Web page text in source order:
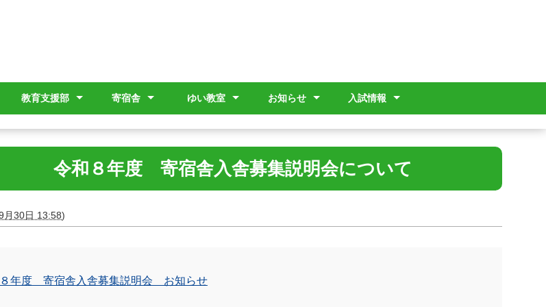
教育支援部
教育相談
本校への転入学を検討
各学部紹介（学校説明
公開研修
寄宿舎
寄宿舎について
入舎関連
寄宿舎だより
ゆい教室
教育課程（ゆい）
年間指導計画
ゆい教室通信
お知らせ
学校だより
進路指導部より
保健だより
ＰＴＡより
島特通信
その他
入試情報
令和８年度 寄宿舎入舎募集説明会について
月30日 13:58)
年度 寄宿舎入舎募集説明会 お知らせ